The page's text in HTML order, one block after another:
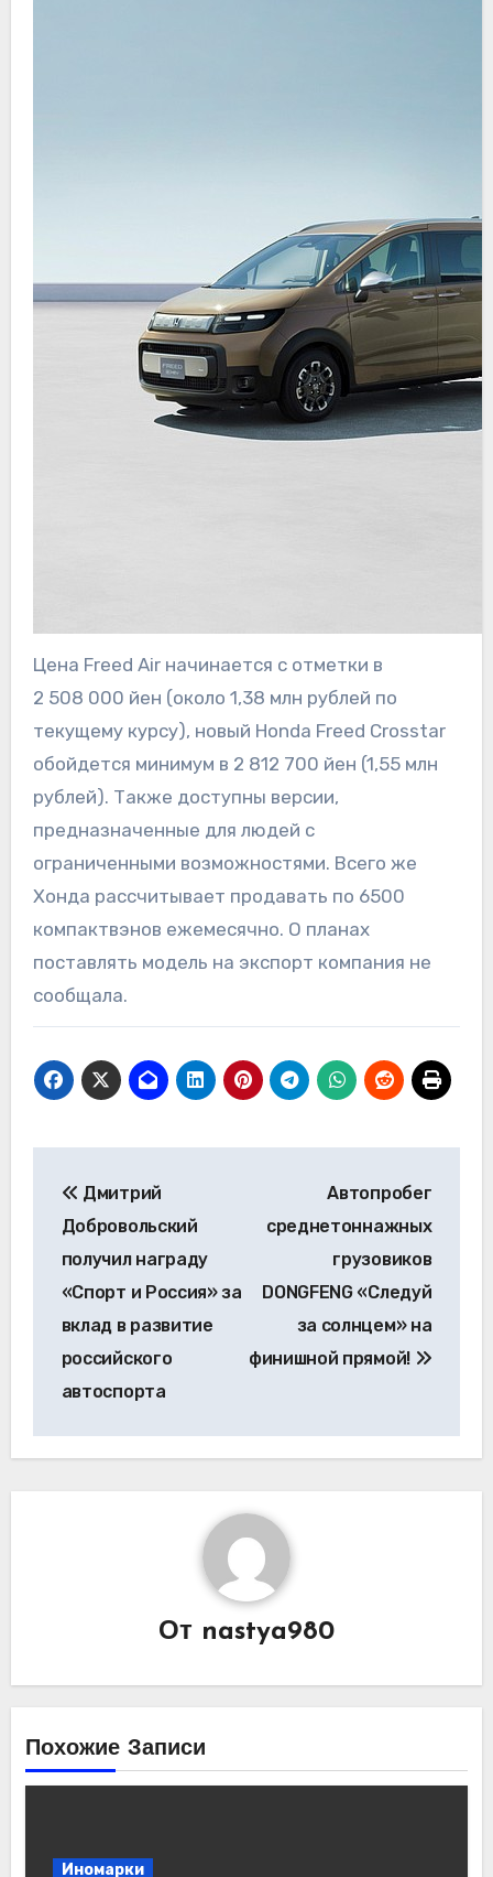
Цена Freed Air начинается с отметки в
2 508 000 йен (около 1,38 млн рублей по
текущему курсу), новый Honda Freed Crosstar
обойдется минимум в 2 812 700 йен (1,55 млн
рублей). Также доступны версии,
предназначенные для людей с
ограниченными возможностями. Всего же
Хонда рассчитывает продавать по 6500
компактвэнов ежемесячно. О планах
поставлять модель на экспорт компания не
сообщала.
по
записям
Дмитрий
Добровольский
получил награду
«Спорт и Россия» за
вклад в развитие
российского
автоспорта
Автопробег
среднетоннажных
грузовиков
DONGFENG «Следуй
за солнцем» на
финишной прямой!
От nastya980
Похожие Записи
Иномарки